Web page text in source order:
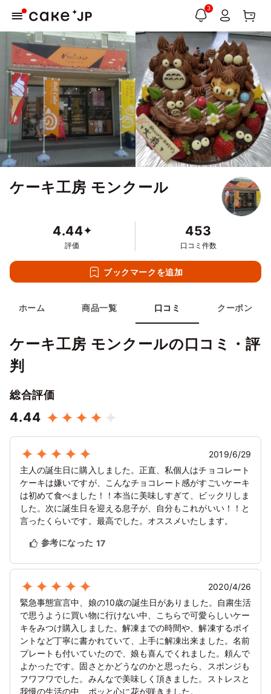
3
ケーキ工房 モンクール
評価
4.44
口コミ件数
453
ブックマークを追加
ホーム 商品一覧 口コミ クーポン
ケーキ工房 モンクールの口コミ・評
判
総合評価
4.44
2019/6/29
主人の誕生日に購入しました。正直、私個人はチョコレート
ケーキは嫌いですが、こんなチョコレート感がすごいケーキ
は初めて食べました！！本当に美味しすぎて、ビックリしま
した。次に誕生日を迎える息子が、自分もこれがいい！！と
言ったくらいです。最高でした。オススメいたします。
参考になった 17
2020/4/26
緊急事態宣言中、娘の10歳の誕生日がありました。自粛生活
で思うように買い物に行けない中、こちらで可愛らしいケー
キをみつけ購入しました。解凍までの時間や、解凍するポイ
ントなど丁寧に書かれていて、上手に解凍出来ました。名前
プレートも付いていたので、娘も喜んでくれました。頼んで
よかったです。固さとかどうなのかと思ったら、スポンジも
フワフワでした。みんなで美味しく頂きました。ストレスと
我慢の生活の中、ポッと心に花が咲きました。